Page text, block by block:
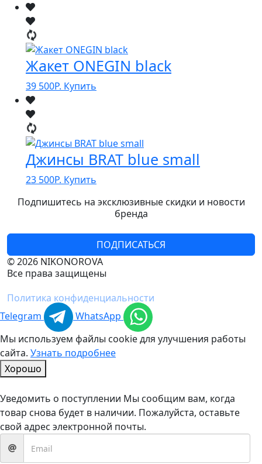
Жакет ONEGIN black
39 500Р. Купить
Джинсы BRAT blue small
23 500Р. Купить
Подпишитесь на эксклюзивные скидки и новости
бренда
ПОДПИСАТЬСЯ
© 2026 NIKONOROVA
Все права защищены
Политика конфиденциальности
Telegram
WhatsApp
Мы используем файлы cookie для улучшения работы
сайта. Узнать подробнее
Хорошо
Уведомить о поступлении Мы сообщим вам, когда
товар снова будет в наличии. Пожалуйста, оставьте
свой адрес электронной почты.